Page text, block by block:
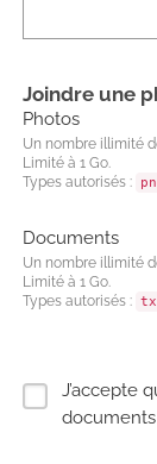
Joindre une
Photos
Un nombre illimité
Limité à 1 Go.
Types autorisés :
Documents
Un nombre illimité
Limité à 1 Go.
Types autorisés :
J’accepte